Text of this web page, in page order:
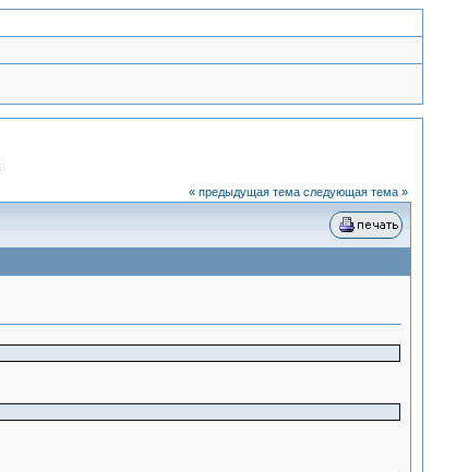
« предыдущая тема следующая тема »